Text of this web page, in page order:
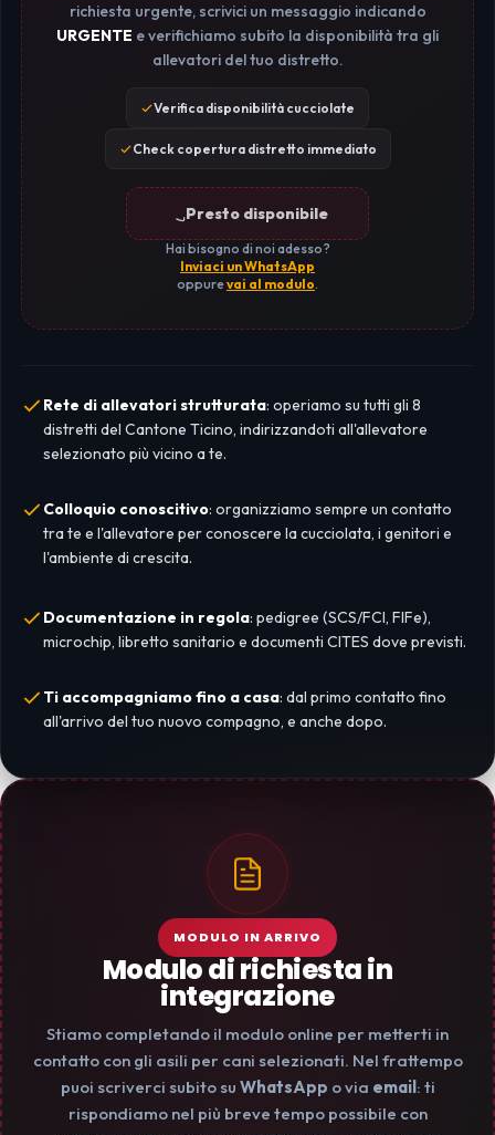
richiesta urgente, scrivici un messaggio indicando
URGENTE e verifichiamo subito la disponibilità tra gli
allevatori del tuo distretto.
Verifica disponibilità cucciolate
Check copertura distretto immediato
Presto disponibile
Hai bisogno di noi adesso?
Inviaci un WhatsApp
oppurevai al modulo.
Rete di allevatori strutturata: operiamo su tutti gli 8
distretti del Cantone Ticino, indirizzandoti all'allevatore
selezionato più vicino a te.
Colloquio conoscitivo: organizziamo sempre un contatto
tra te e l'allevatore per conoscere la cucciolata, i genitori e
l'ambiente di crescita.
Documentazione in regola: pedigree (SCS/FCI, FIFe),
microchip, libretto sanitario e documenti CITES dove previsti.
Ti accompagniamo fino a casa: dal primo contatto fino
all'arrivo del tuo nuovo compagno, e anche dopo.
MODULO IN ARRIVO
Modulo di richiesta in
integrazione
Stiamo completando il modulo online per metterti in
contatto con gli asili per cani selezionati. Nel frattempo
puoi scriverci subito su WhatsApp o via email: ti
rispondiamo nel più breve tempo possibile con